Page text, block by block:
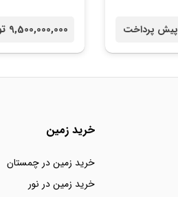
پیش پرداخت 9,500,000,000 تومان /
خرید زمین
خرید زمین در چمستان
خرید زمین در نور